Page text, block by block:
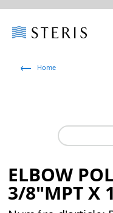
Home
ELBOW
3/8"MPT X